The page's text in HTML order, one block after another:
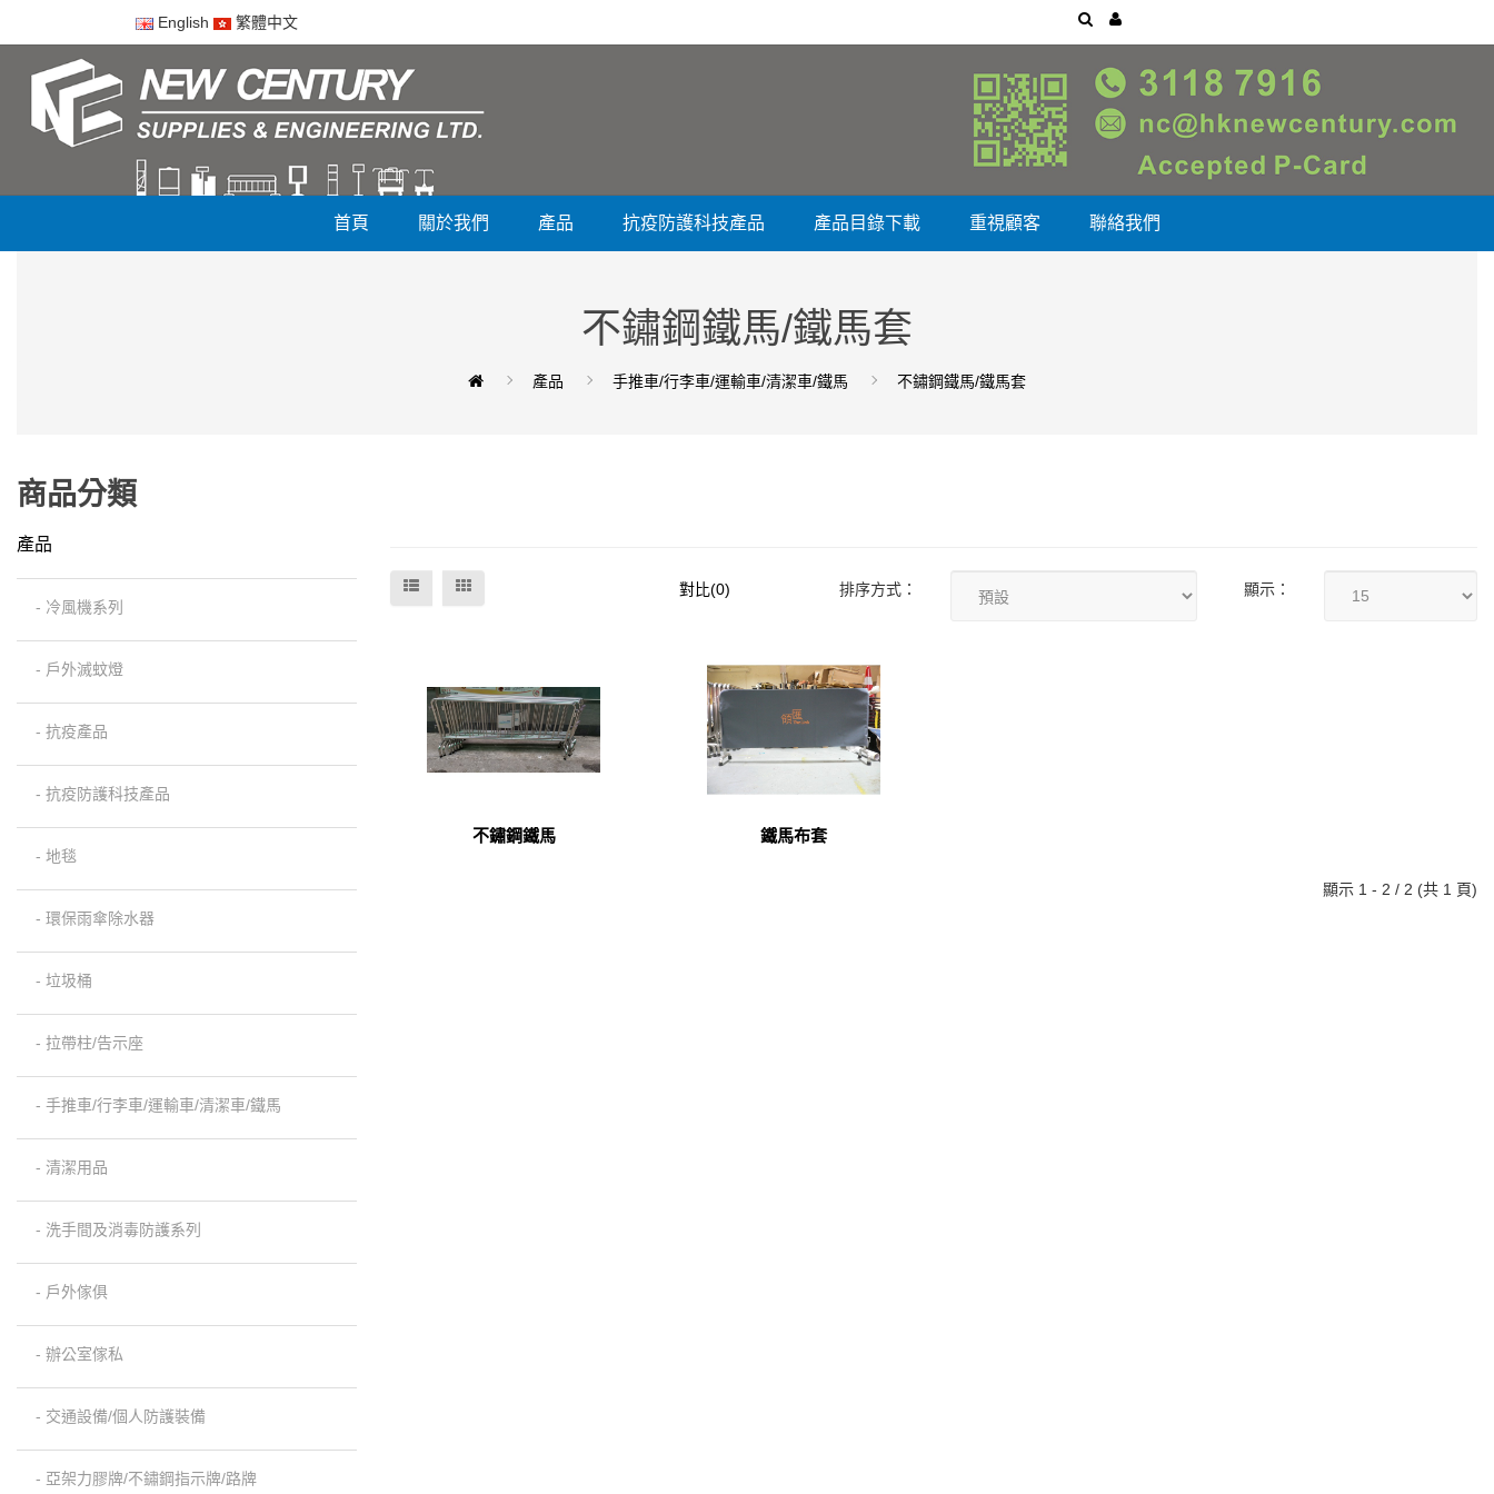
English 繁體中文
首頁 關於我們 產品 抗疫防護科技產品 產品目錄下載 重視顧客 聯絡我們
不鏽鋼鐵馬/鐵馬套
產品 手推車/行李車/運輸車/清潔車/鐵馬 不鏽鋼鐵馬/鐵馬套
商品分類
產品
- 冷風機系列
- 戶外滅蚊燈
- 抗疫產品
- 抗疫防護科技產品
- 地毯
- 環保雨傘除水器
- 垃圾桶
- 拉帶柱/告示座
- 手推車/行李車/運輸車/清潔車/鐵馬
- 清潔用品
- 洗手間及消毒防護系列
- 戶外傢俱
- 辦公室傢私
- 交通設備/個人防護裝備
- 亞架力膠牌/不鏽鋼指示牌/路牌
對比(0) 排序方式： 顯示：
不鏽鋼鐵馬 鐵馬布套
顯示 1 - 2 / 2 (共 1 頁)